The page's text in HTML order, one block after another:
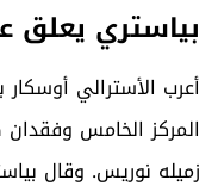
بياستري يعلق
أعرب الأسترالي
المركز الخامس وفقدان
زميله نوريس. وقال